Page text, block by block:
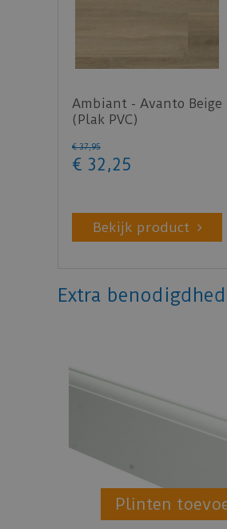
Ambiant - Avanto Beige
(Plak PVC)
€ 37,95
€ 32 ,25
Bekijk product
Extra
Plinten